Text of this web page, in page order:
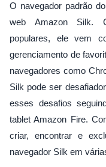
O navegador padrão
web Amazon Silk.
populares, ele vem
gerenciamento de
navegadores como
Silk pode ser
esses desafios
tablet Amazon Fire.
criar, encontrar e
navegador Silk em